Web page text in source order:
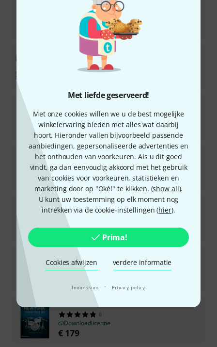
Met liefde geserveerd!
Met onze cookies willen we u de best mogelijke
winkelervaring bieden met alles wat daarbij
hoort. Hieronder vallen bijvoorbeeld passende
aanbiedingen, gepersonaliseerde advertenties en
het onthouden van voorkeuren. Als u dit goed
vindt, ga dan eenvoudig akkoord met het gebruik
van cookies voor voorkeuren, statistieken en
marketing door op "Oké!" te klikken. (show all).
U kunt uw toestemming op elk moment nog
intrekken via de cookie-instellingen (hier).
Prima!
Cookies afwijzen verdere informatie
Impressum · Privacy policy
Downloadlicentie
Toontrack SDX Roots-Bundle
4
Downloadlicentie
SDX Roots-Brushes, Rods & Mal.
4
Downloadlicentie
€ 179
Toontrack SDX Custom & Vintage
Downloadlicentie
€ 175
ToontrackSDX Indiependent
13
Downloadlicentie
Toontrack
Downloadlicentie
SDX New York Studios Vol. 1
6
Downloadlicentie
€ 179